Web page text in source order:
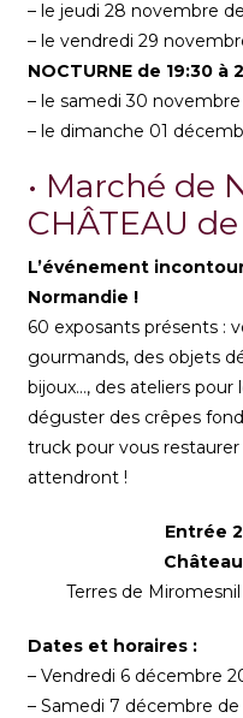
– le jeudi 28 novembre
– le vendredi 29
NOCTURNE de 19:30 à
– le samedi 30 novembre
– le dimanche 01
• Marché de
CHÂTEAU
L’événement
Normandie !
60 exposants présents :
gourmands, des objets
bijoux…, des ateliers
déguster des crêpes
truck pour vous restaurer
attendront !
Entrée
Terres de Miromesnil
Dates et horaires :
– Vendredi 6 décembre
– Samedi 7 décembre de